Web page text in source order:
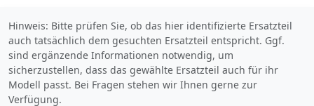
Zum Angebot
Hinweis: Bitte prüfen Sie, ob das hier identifizierte Ersatzteil
auch tatsächlich dem gesuchten Ersatzteil entspricht. Ggf.
sind ergänzende Informationen notwendig, um
sicherzustellen, dass das gewählte Ersatzteil auch für ihr
Modell passt. Bei Fragen stehen wir Ihnen gerne zur
Verfügung.